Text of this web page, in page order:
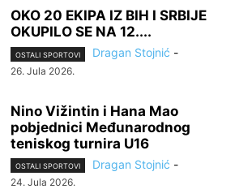
OKO 20 EKIPA IZ BIH I SRBIJE
OKUPILO SE NA 12....
OSTALI SPORTOVI Dragan Stojnić -
26. Jula 2026.
Nino Vižintin i Hana Mao
pobjednici Međunarodnog
teniskog turnira U16
OSTALI SPORTOVI Dragan Stojnić -
24. Jula 2026.